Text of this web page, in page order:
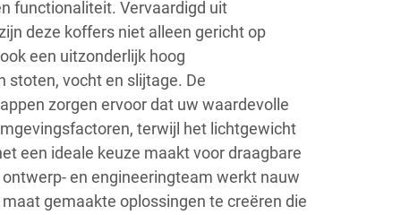
functionaliteit. Vervaardigd uit
deze koffers niet alleen gericht op
een uitzonderlijk hoog
stoten, vocht en slijtage. De
zorgen ervoor dat uw waardevolle
terwijl het lichtgewicht
een ideale keuze maakt voor draagbare
en engineeringteam werkt nauw
gemaakte oplossingen te creëren die